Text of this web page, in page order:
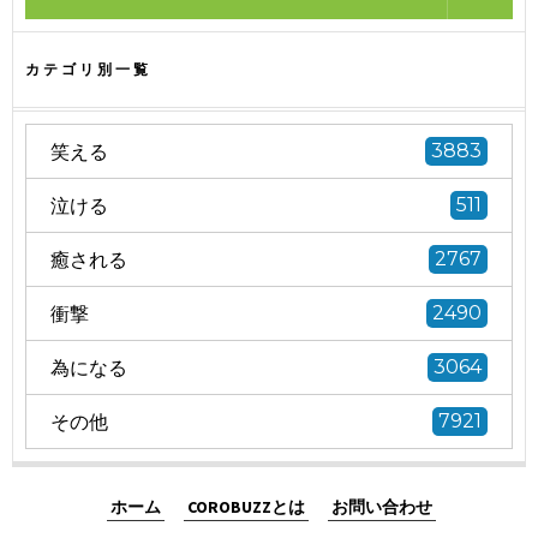
カテゴリ別一覧
笑える 3883
泣ける 511
癒される 2767
衝撃 2490
為になる 3064
その他 7921
ホーム COROBUZZとは お問い合わせ